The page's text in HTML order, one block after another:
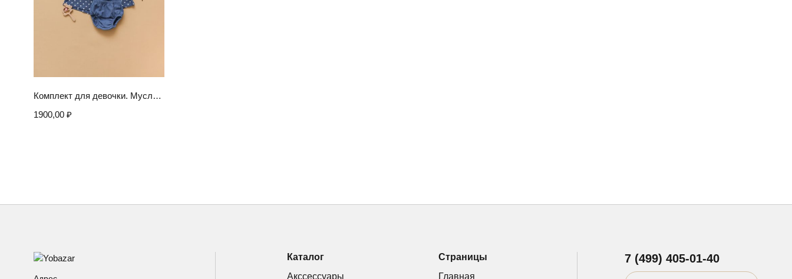
Комплект для девочки. Муслиновое платье-распашонка и трусики
1900,00 ₽
Каталог
Акссессуары
Страницы
Главная
7 (499) 405-01-40